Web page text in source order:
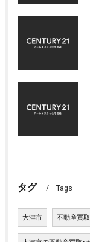
タグ Tags
大津市 不動産買取